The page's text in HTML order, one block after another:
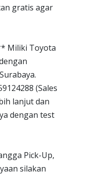
gratis agar
Miliki Toyota
(Sales
lanjut dan
dengan test
Pick-Up,
silakan